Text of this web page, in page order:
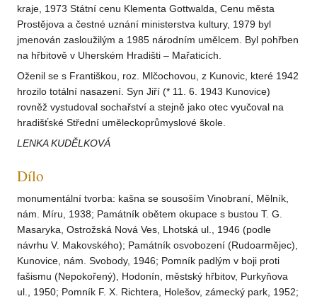
kraje, 1973 Státní cenu Klementa Gottwalda, Cenu města
Prostějova a čestné uznání ministerstva kultury, 1979 byl
jmenován zasloužilým a 1985 národním umělcem. Byl pohřben
na hřbitově v Uherském Hradišti – Mařaticích.
Oženil se s Františkou, roz. Mlčochovou, z Kunovic, které 1942
hrozilo totální nasazení. Syn Jiří (* 11. 6. 1943 Kunovice)
rovněž vystudoval sochařství a stejně jako otec vyučoval na
hradišťské Střední uměleckoprůmyslové škole.
LENKA KUDĚLKOVÁ
Dílo
monumentální tvorba: kašna se sousoším Vinobraní, Mělník,
nám. Míru, 1938; Památník obětem okupace s bustou T. G.
Masaryka, Ostrožská Nová Ves, Lhotská ul., 1946 (podle
návrhu V. Makovského); Památník osvobození (Rudoarmějec),
Kunovice, nám. Svobody, 1946; Pomník padlým v boji proti
fašismu (Nepokořený), Hodonín, městský hřbitov, Purkyňova
ul., 1950; Pomník F. X. Richtera, Holešov, zámecký park, 1952;